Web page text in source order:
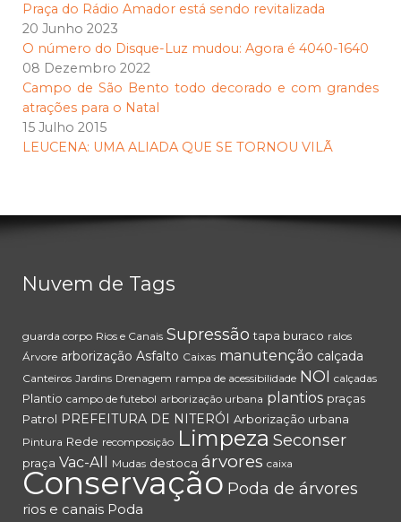
Praça do Rádio Amador está sendo revitalizada
20 Junho 2023
O número do Disque-Luz mudou: Agora é 4040-1640
08 Dezembro 2022
Campo de São Bento todo decorado e com grandes
atrações para o Natal
15 Julho 2015
LEUCENA: UMA ALIADA QUE SE TORNOU VILÃ
Nuvem de Tags
guarda corpo Rios e Canais Supressão tapa buraco ralos
Árvore arborização Asfalto Caixas manutenção calçada
Canteiros Jardins Drenagem rampa de acessibilidade NOI calçadas
Plantio campo de futebol arborização urbana plantios praças
Patrol PREFEITURA DE NITERÓI Arborização urbana
Pintura Rede recomposição Limpeza Seconser
praça Vac-All Mudas destoca árvores caixa
Conservação Poda de árvores
rios e canais Poda